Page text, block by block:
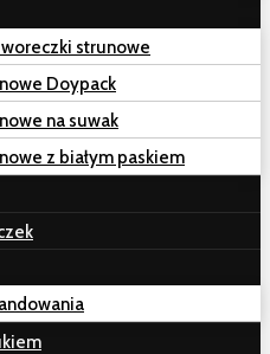
strunowe
Doypack
na suwak
z białym paskiem